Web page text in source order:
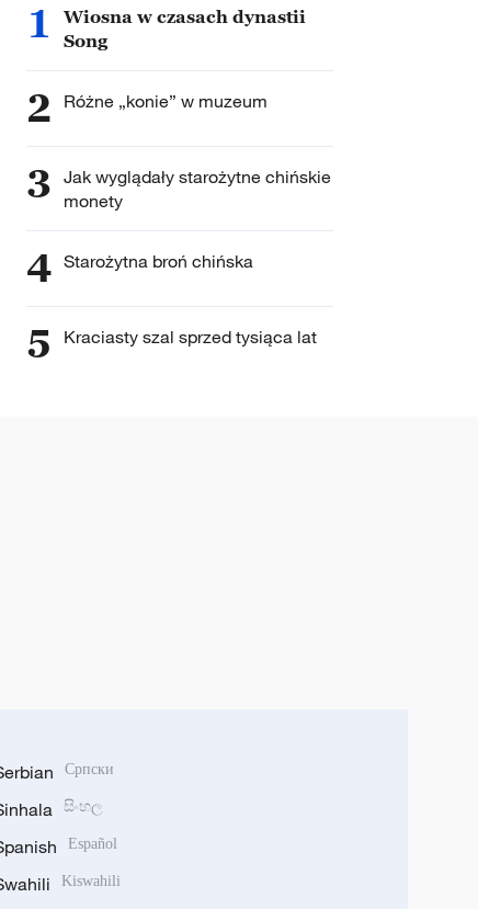
1
Wiosna w czasach dynastii
Song
2 Różne „konie” w muzeum
3 Jak wyglądały starożytne chińskie
monety
4 Starożytna broń chińska
5 Kraciasty szal sprzed tysiąca lat
Српски
සිංහල
Español
Kiswahili